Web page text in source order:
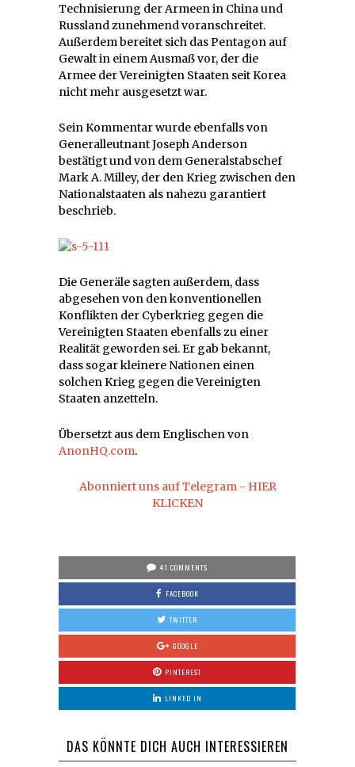
Technisierung der Armeen in China und
Russland zunehmend voranschreitet.
Außerdem bereitet sich das Pentagon auf
Gewalt in einem Ausmaß vor, der die
Armee der Vereinigten Staaten seit Korea
nicht mehr ausgesetzt war.
Sein Kommentar wurde ebenfalls von
Generalleutnant Joseph Anderson
bestätigt und von dem Generalstabschef
Mark A. Milley, der den Krieg zwischen den
Nationalstaaten als nahezu garantiert
beschrieb.
Die Generäle sagten außerdem, dass
abgesehen von den konventionellen
Konflikten der Cyberkrieg gegen die
Vereinigten Staaten ebenfalls zu einer
Realität geworden sei. Er gab bekannt,
dass sogar kleinere Nationen einen
solchen Krieg gegen die Vereinigten
Staaten anzetteln.
Übersetzt aus dem Englischen von
AnonHQ.com.
Abonniert uns auf Telegram - HIER
KLICKEN
41 COMMENTS
FACEBOOK
TWITTER
GOOGLE
PINTEREST
LINKED IN
DAS KÖNNTE DICH AUCH INTERESSIEREN